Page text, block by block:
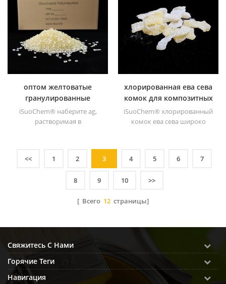
температуру размягчения.
высокомолекулярная смола
(молекулярная масса 27000).
оптом желтоватые
гранулированные
смолы cpp
iSuoChem® наберите ag,
растворимая в
полипропиленовая смола
cpp растворимый в
хлорированный
усилитель адгезии для
хлорированная ева сева
комок для композитных
чернил
iSuoChem® хлорированный
комок ева сева широко
пластиков ,
<< 1 2 3 4 5 6 7
8 9 10 >>
[ Всего 12 страницы]
Свяжитесь С Нами
Горячие Теги
Навигация